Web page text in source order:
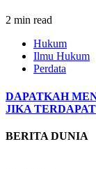
2 min read
Hukum
Ilmu Hukum
Perdata
DAPATKAH
JIKA
BERITA DUNIA